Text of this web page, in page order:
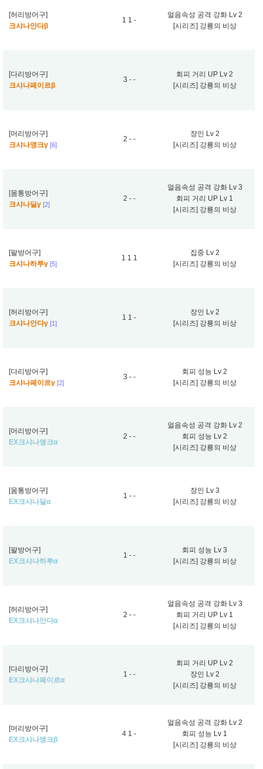
[허리방어구]
크샤나안다β
1 1 -
얼음속성 공격 강화 Lv 2
[시리즈] 강룡의 비상
[다리방어구]
크샤나페이르β
3 - -
회피 거리 UP Lv 2
[시리즈] 강룡의 비상
[머리방어구]
크샤나앵크γ [6]
2 - -
장인 Lv 2
[시리즈] 강룡의 비상
[몸통방어구]
크샤나딜γ [2]
2 - -
얼음속성 공격 강화 Lv 3
회피 거리 UP Lv 1
[시리즈] 강룡의 비상
[팔방어구]
크샤나하투γ [5]
1 1 1
집중 Lv 2
[시리즈] 강룡의 비상
[허리방어구]
크샤나안다γ [1]
1 1 -
장인 Lv 2
[시리즈] 강룡의 비상
[다리방어구]
크샤나페이르γ [2]
3 - -
회피 성능 Lv 2
[시리즈] 강룡의 비상
[머리방어구]
EX크샤나앵크α
2 - -
얼음속성 공격 강화 Lv 2
회피 성능 Lv 2
[시리즈] 강룡의 비상
[몸통방어구]
EX크샤나딜α
1 - -
장인 Lv 3
[시리즈] 강룡의 비상
[팔방어구]
EX크샤나하투α
1 - -
회피 성능 Lv 3
[시리즈] 강룡의 비상
[허리방어구]
EX크샤나안다α
2 - -
얼음속성 공격 강화 Lv 3
회피 거리 UP Lv 1
[시리즈] 강룡의 비상
[다리방어구]
EX크샤나페이르α
1 - -
회피 거리 UP Lv 2
장인 Lv 2
[시리즈] 강룡의 비상
[머리방어구]
EX크샤나앵크β
4 1 -
얼음속성 공격 강화 Lv 2
회피 성능 Lv 1
[시리즈] 강룡의 비상